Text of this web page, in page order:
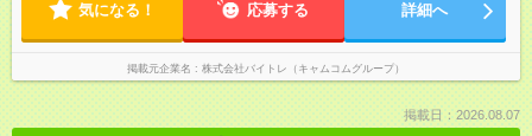
気になる！ 応募する 詳細へ
掲載元企業名 株式会社バイトレ（キャムコムグループ）
掲載日：2026.08.07